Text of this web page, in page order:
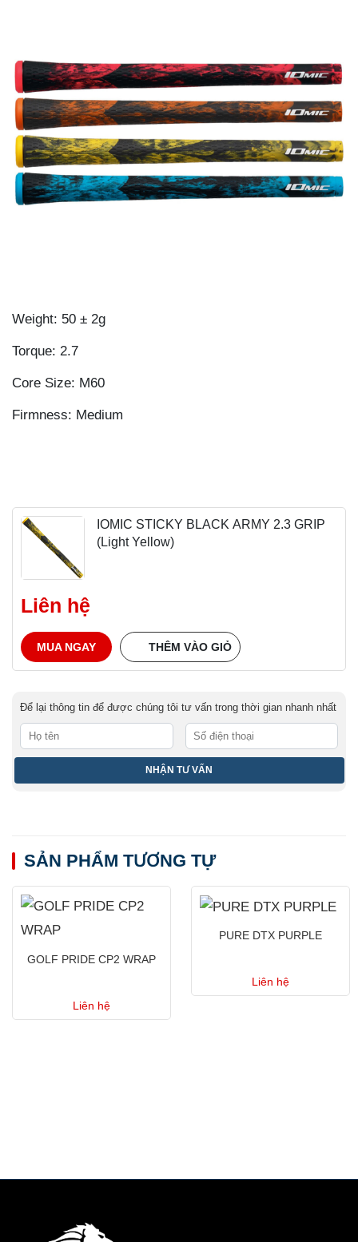
Weight: 50 ± 2g
Torque: 2.7
Core Size: M60
Firmness: Medium
IOMIC STICKY BLACK ARMY 2.3 GRIP
(Light Yellow)
Liên hệ
MUA NGAY THÊM VÀO GIỎ
Để lại thông tin để được chúng tôi tư vấn trong thời gian nhanh nhất
SẢN PHẨM TƯƠNG TỰ
GOLF PRIDE CP2 WRAP
Liên hệ
PURE DTX PURPLE
Liên hệ